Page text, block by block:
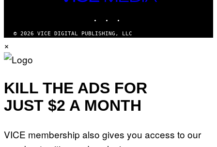
MEDIA
© 2026 VICE DIGITAL PUBLISHING, LLC
×
KILL THE ADS FOR
JUST $2 A MONTH
VICE membership also gives you access to our